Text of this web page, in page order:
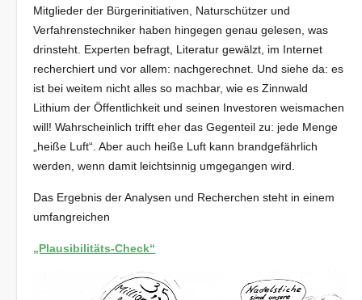
Mitglieder der Bürgerinitiativen, Naturschützer und
Verfahrenstechniker haben hingegen genau gelesen, was
drinsteht. Experten befragt, Literatur gewälzt, im Internet
recherchiert und vor allem: nachgerechnet. Und siehe da: es
ist bei weitem nicht alles so machbar, wie es Zinnwald
Lithium der Öffentlichkeit und seinen Investoren weismachen
will! Wahrscheinlich trifft eher das Gegenteil zu: jede Menge
„heiße Luft“. Aber auch heiße Luft kann brandgefährlich
werden, wenn damit leichtsinnig umgegangen wird.
Das Ergebnis der Analysen und Recherchen steht in einem
umfangreichen
„Plausibilitäts-Check“